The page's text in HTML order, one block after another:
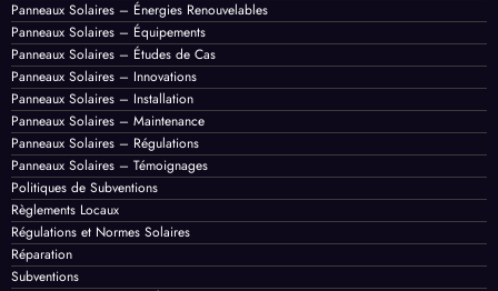
Panneaux Solaires – Énergies Renouvelables
Panneaux Solaires – Équipements
Panneaux Solaires – Études de Cas
Panneaux Solaires – Innovations
Panneaux Solaires – Installation
Panneaux Solaires – Maintenance
Panneaux Solaires – Régulations
Panneaux Solaires – Témoignages
Politiques de Subventions
Règlements Locaux
Régulations et Normes Solaires
Réparation
Subventions